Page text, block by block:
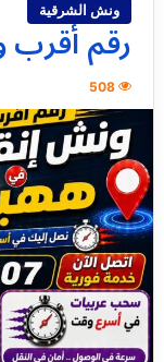
ونش الشرقية
رقم أقرب
508